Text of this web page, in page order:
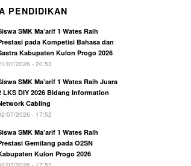
PENDIDIKAN
SMK Ma’arif 1 Wates Raih
pada Kompetisi Bahasa dan
Kabupaten Kulon Progo 2026
07/2026 - 20:53
SMK Ma’arif 1 Wates Raih Juara
LKS DIY 2026 Bidang Information
Cabling
07/2026 - 17:52
SMK Ma’arif 1 Wates Raih
Gemilang pada O2SN
Kulon Progo 2026